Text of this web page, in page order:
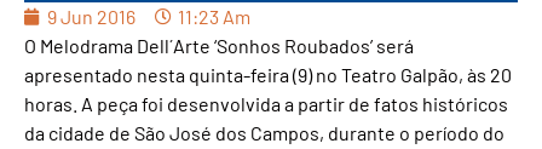
9 Jun 2016
11:23 Am
O Melodrama Dell´Arte ‘Sonhos Roubados’ será
apresentado nesta quinta-feira (9) no Teatro Galpão, às 20
horas. A peça foi desenvolvida a partir de fatos históricos
da cidade de São José dos Campos, durante o período do